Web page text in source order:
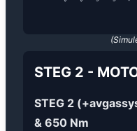
STEG 2 -
STEG 2
& 650 Nm